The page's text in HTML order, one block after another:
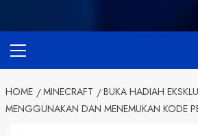
Menu
HOME MINECRAFT
BUKA HADIAH
MENGGUNAKAN DAN MENEMUKAN KODE